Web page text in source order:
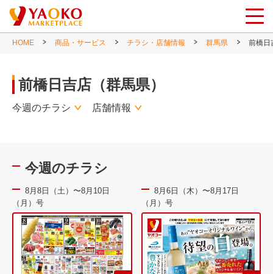
HOME 商品・サービス チラシ・店舗情報 群馬県 前橋日
前橋日吉店（群馬県）
今週のチラシ 店舗情報
今週のチラシ
8月8日（土）〜8月10日
（月）号
8月6日（木）〜8月17日
（月）号